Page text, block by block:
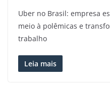
Uber no Brasil: empresa
meio à polêmicas e
trabalho
Leia mais